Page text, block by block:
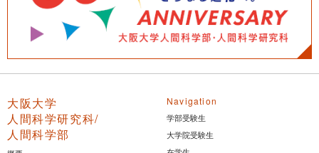
大阪大学
人間科学研究科/
人間科学部
Navigation
学部受験生
大学院受験生